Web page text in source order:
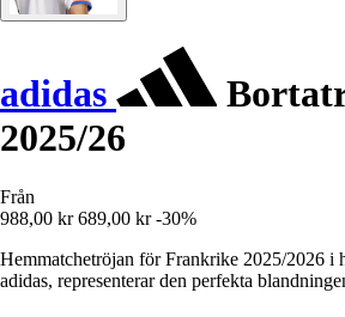
adidas
2025/26
Från
988,00 kr 689,00 kr -30%
Hemmatchetröjan för Frankrike 2025/2026 i
adidas, representerar den perfekta